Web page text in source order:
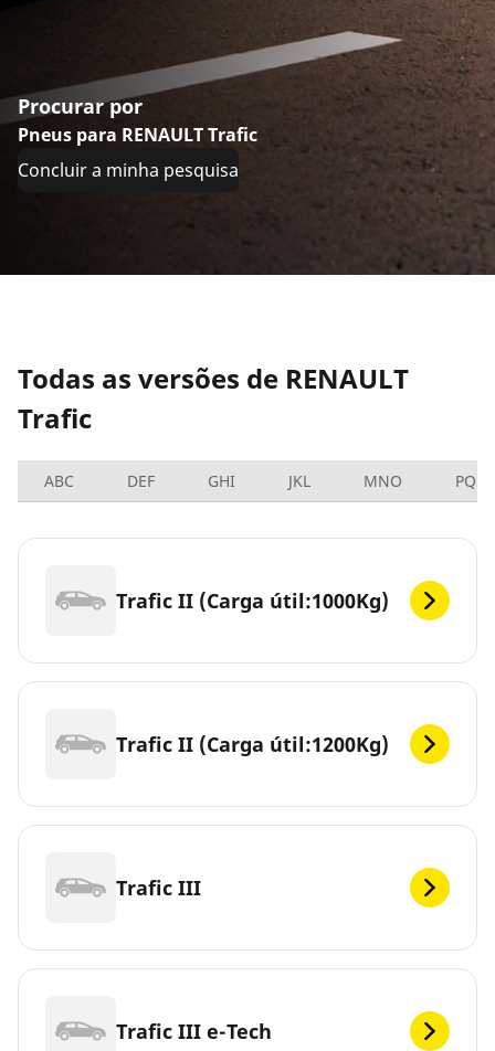
Procurar por
Pneus para RENAULT Trafic
Concluir a minha pesquisa
Todas as versões de RENAULT
Trafic
ABC DEF GHI JKL MNO PQRS
Trafic II (Carga útil:1000Kg)
Trafic II (Carga útil:1200Kg)
Trafic III
Trafic III e-Tech